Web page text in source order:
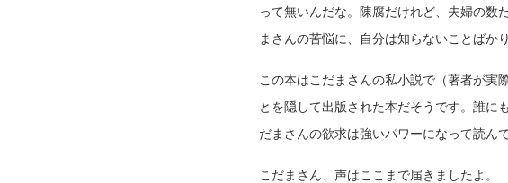
って無いんだな。陳腐だけれど、夫婦の数
まさんの苦悩に、自分は知らないことばか
この本はこだまさんの私小説で（著者が実
とを隠して出版された本だそうです。誰に
だまさんの欲求は強いパワーになって読ん
こだまさん、声はここまで届きましたよ。